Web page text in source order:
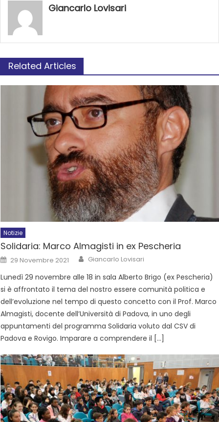
Giancarlo Lovisari
Related Articles
Notizie
Solidaria: Marco Almagisti in ex Pescheria
29 Novembre 2021 Giancarlo Lovisari
Lunedì 29 novembre alle 18 in sala Alberto Brigo (ex Pescheria)
si è affrontato il tema del nostro essere comunità politica e
dell’evoluzione nel tempo di questo concetto con il Prof. Marco
Almagisti, docente dell’Università di Padova, in uno degli
appuntamenti del programma Solidaria voluto dal CSV di
Padova e Rovigo. Imparare a comprendere il […]